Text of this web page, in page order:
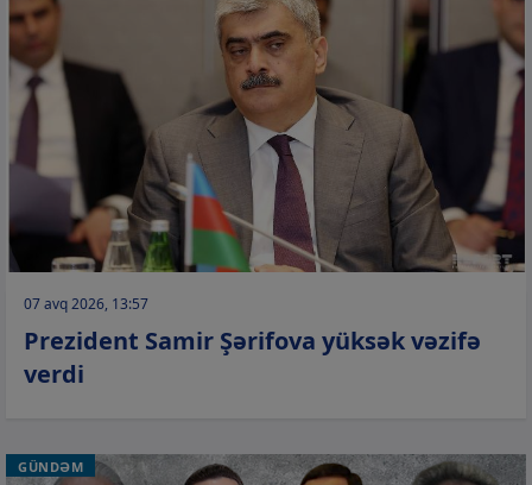
07 avq 2026, 13:57
Prezident Samir Şərifova yüksək vəzifə
verdi
GÜNDƏM